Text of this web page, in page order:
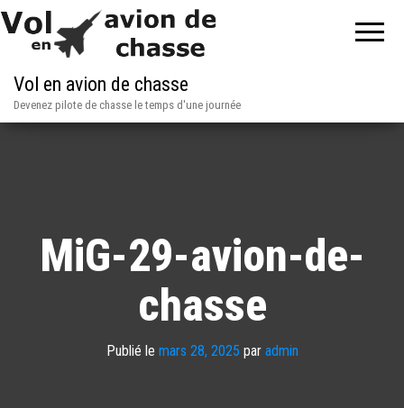
Vol en avion de chasse
Devenez pilote de chasse le temps d'une journée
MiG-29-avion-de-
chasse
Publié le mars 28, 2025 par admin